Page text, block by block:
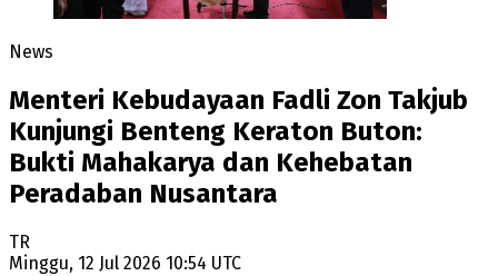
News
Menteri Kebudayaan Fadli Zon Takjub
Kunjungi Benteng Keraton Buton:
Bukti Mahakarya dan Kehebatan
Peradaban Nusantara
TR
Minggu, 12 Jul 2026 10:54 UTC